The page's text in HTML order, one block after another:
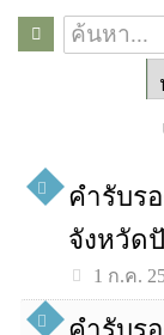
คำรับร
จังหวัด
1 ก.ค.